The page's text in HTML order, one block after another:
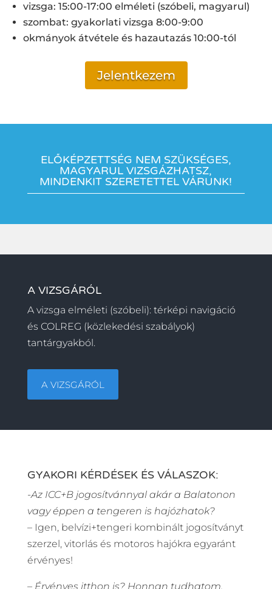
vizsga: 15:00-17:00 elméleti (szóbeli, magyarul)
szombat: gyakorlati vizsga 8:00-9:00
okmányok átvétele és hazautazás 10:00-tól
Jelentkezem
ELŐKÉPZETTSÉG NEM SZÜKSÉGES,
MAGYARUL VIZSGÁZHATSZ,
MINDENKIT SZERETETTEL VÁRUNK!
A VIZSGÁRÓL
A vizsga elméleti (szóbeli): térképi navigáció
és COLREG (közlekedési szabályok)
tantárgyakból.
A VIZSGÁRÓL
GYAKORI KÉRDÉSEK ÉS VÁLASZOK:
-Az ICC+B jogosítvánnyal akár a Balatonon
vagy éppen a tengeren is hajózhatok?
– Igen, belvízi+tengeri kombinált jogosítványt
szerzel, vitorlás és motoros hajókra egyaránt
érvényes!
– Érvényes itthon is? Honnan tudhatom,